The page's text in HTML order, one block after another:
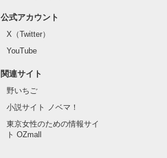
公式アカウント
X（Twitter）
YouTube
関連サイト
野いちご
小説サイト ノベマ！
東京女性のための情報サイ
ト OZmall